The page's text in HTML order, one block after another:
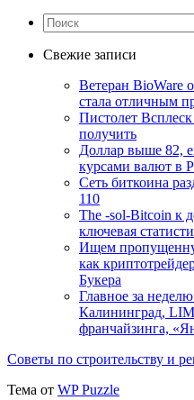
Свежие записи
Ветеран BioWare
стала отличным
Пистолет
получить
Доллар выше 82,
курсами валют в
Сеть биткоина
110
The -sol-Bitcoin к
ключевая
Ищем
как
Букера
Главное за
Калининград,
франчайзинга,
Советы по строительству и
Тема от WP Puzzle